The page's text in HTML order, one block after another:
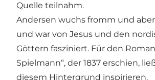
Quelle teilnahm.
Andersen wuchs fromm und
und war von Jesus und den
Göttern fasziniert. Für den
Spielmann“, der 1837 erschien,
diesem Hintergrund inspirieren.